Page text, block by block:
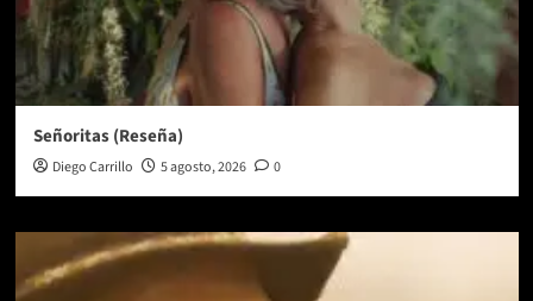
Señoritas (Reseña)
Diego Carrillo 5 agosto, 2026 0